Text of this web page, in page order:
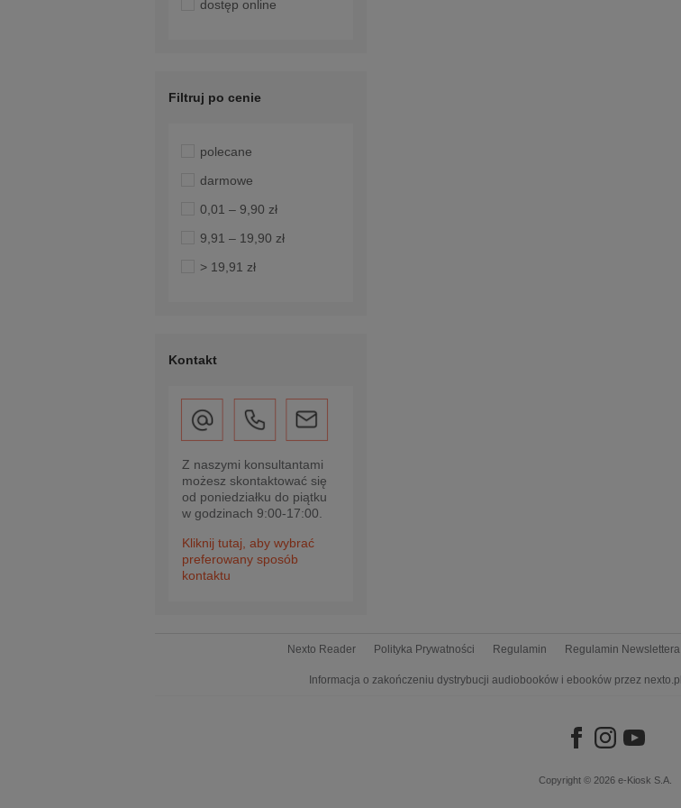
dostęp online
Filtruj po cenie
polecane
darmowe
0,01 – 9,90 zł
9,91 – 19,90 zł
> 19,91 zł
Kontakt
Z naszymi konsultantami
możesz skontaktować się
od poniedziałku do piątku
w godzinach 9:00-17:00.
Kliknij tutaj, aby wybrać
preferowany sposób
kontaktu
Nexto Reader Polityka Prywatności Regulamin Regulamin Newslettera
Informacja o zakończeniu dystrybucji audiobooków i ebooków przez nexto.pl
Copyright © 2026 e-Kiosk S.A.